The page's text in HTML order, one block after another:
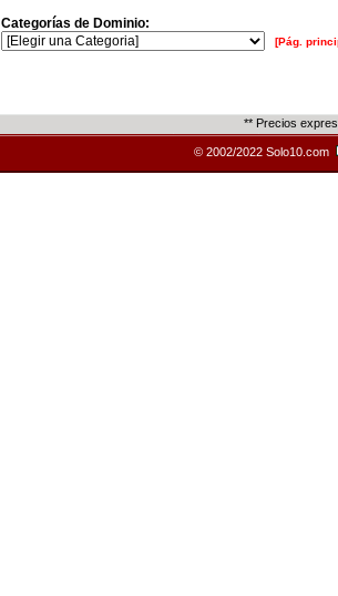
Categorías de Dominio:
[Pág.
** Precios
© 2002/2022 Solo10.com